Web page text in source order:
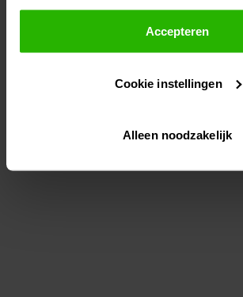
Als je op "Accepteer" klikt, dan geef je
toestemming om cookies voor social
gepersonaliseerde advertenties te
Lees hier meer over in onsprivacybeleid
Via "Cookie instellingen" kun je ook zelf
Accepteren
Cookie instellingen
Alleen noodzakelijk